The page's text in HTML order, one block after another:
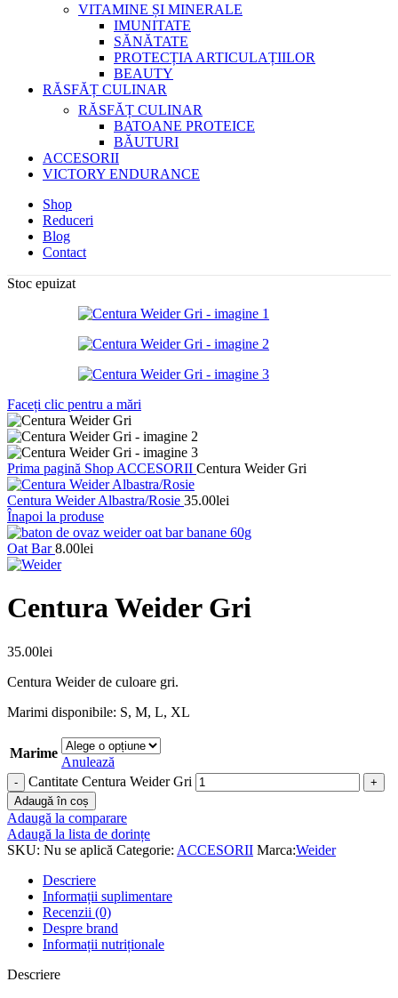
VITAMINE ȘI MINERALE
IMUNITATE
SĂNĂTATE
PROTECȚIA ARTICULAȚIILOR
BEAUTY
RĂSFĂȚ CULINAR
RĂSFĂȚ CULINAR
BATOANE PROTEICE
BĂUTURI
ACCESORII
VICTORY ENDURANCE
Shop
Reduceri
Blog
Contact
Stoc epuizat
Faceți clic pentru a mări
Prima pagină Shop ACCESORII Centura Weider Gri
Centura Weider Albastra/Rosie 35.00lei
Înapoi la produse
Oat Bar8.00lei
Centura Weider Gri
35.00lei
Centura Weider de culoare gri.
Marimi disponibile: S, M, L, XL
Marime
Anulează
Cantitate Centura Weider Gri
Adaugă în coș
Adaugă la comparare
Adaugă la lista de dorințe
SKU: Nu se aplică Categorie: ACCESORII Marca:Weider
Descriere
Informații suplimentare
Recenzii (0)
Despre brand
Informații nutriționale
Descriere